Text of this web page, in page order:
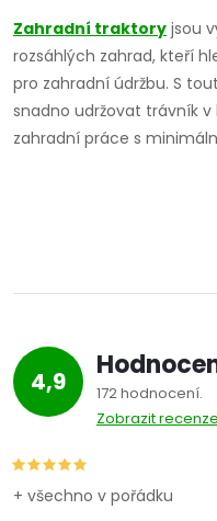
Zahradní traktory jsou
rozsáhlých zahrad, kteří
pro zahradní údržbu. S
snadno udržovat trávník
zahradní práce s
4,9
172 hodnocení
Zobrazit recenze
+ všechno v pořádku